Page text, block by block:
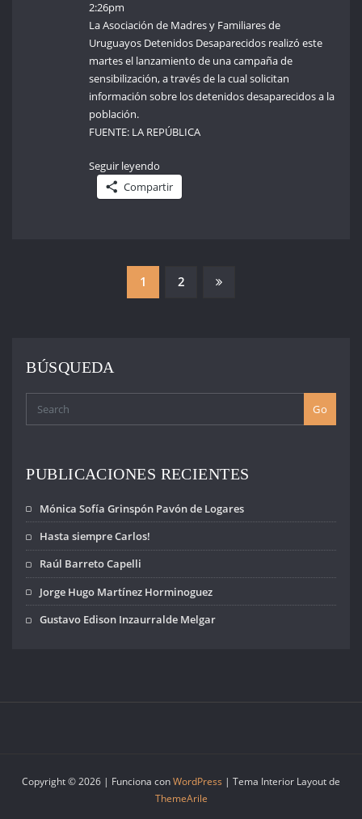
2:26pm
La Asociación de Madres y Familiares de
Uruguayos Detenidos Desaparecidos realizó este
martes el lanzamiento de una campaña de
sensibilización, a través de la cual solicitan
información sobre los detenidos desaparecidos a la
población.
FUENTE: LA REPÚBLICA
Seguir leyendo
Compartir
PAGINACIÓN
ENTRADAS
1 2
BÚSQUEDA
Go
PUBLICACIONES RECIENTES
Mónica Sofía Grinspón Pavón de Logares
Hasta siempre Carlos!
Raúl Barreto Capelli
Jorge Hugo Martínez Horminoguez
Gustavo Edison Inzaurralde Melgar
Copyright © 2026 | Funciona conWordPress | Tema Interior Layout de
ThemeArile